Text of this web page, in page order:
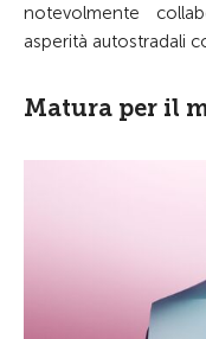
notevolmente
asperità autostradali
Matura per il